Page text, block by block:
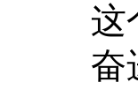
这
奋